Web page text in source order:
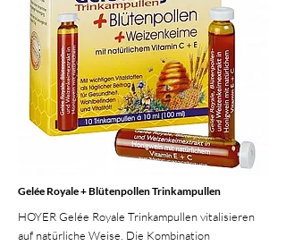
Gelée Royale + Blütenpollen Trinkampullen
HOYER Gelée Royale Trinkampullen vitalisieren
auf natürliche Weise. Die Kombination